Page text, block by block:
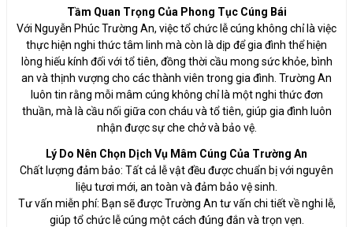
Tầm Quan Trọng Của Phong Tục Cúng Bái
Với Nguyễn Phúc Trường An, việc tổ chức lễ cúng không chỉ là việc
thực hiện nghi thức tâm linh mà còn là dịp để gia đình thể hiện
lòng hiếu kính đối với tổ tiên, đồng thời cầu mong sức khỏe, bình
an và thịnh vượng cho các thành viên trong gia đình. Trường An
luôn tin rằng mỗi mâm cúng không chỉ là một nghi thức đơn
thuần, mà là cầu nối giữa con cháu và tổ tiên, giúp gia đình luôn
nhận được sự che chở và bảo vệ.
Lý Do Nên Chọn Dịch Vụ Mâm Cúng Của Trường An
Chất lượng đảm bảo: Tất cả lễ vật đều được chuẩn bị với nguyên
liệu tươi mới, an toàn và đảm bảo vệ sinh.
Tư vấn miễn phí: Bạn sẽ được Trường An tư vấn chi tiết về nghi lễ,
giúp tổ chức lễ cúng một cách đúng đắn và trọn vẹn.